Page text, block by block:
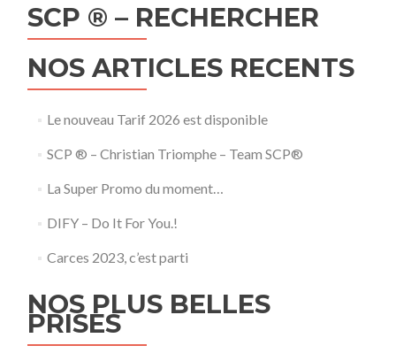
SCP ® – RECHERCHER
NOS ARTICLES RECENTS
Le nouveau Tarif 2026 est disponible
SCP ® – Christian Triomphe – Team SCP®
La Super Promo du moment…
DIFY – Do It For You.!
Carces 2023, c’est parti
NOS PLUS BELLES
PRISES